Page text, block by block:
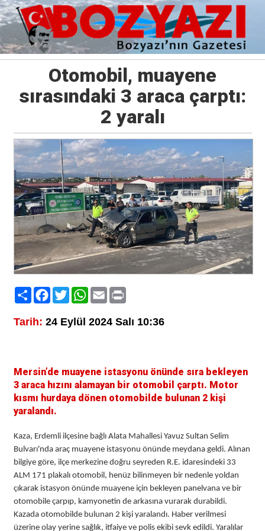
Otomobil, muayene
sırasındaki 3 araca çarptı:
2 yaralı
PaylaşFacebook
TwitterWhatsApp
EmailPrint
Tarih: 24 Eylül 2024 Salı 10:36
Mersin’de muayene istasyonu önünde sıra bekleyen
3 araca hızını alamayan bir otomobil çarptı. Motor
kısmı hurdaya dönen otomobilde bulunan 2 kişi
yaralandı.
Kaza, Erdemli ilçesine bağlı Alata Mahallesi Yavuz Sultan Selim
Bulvarı'nda araç muayene istasyonu önünde meydana geldi. Alınan
bilgiye göre, ilçe merkezine doğru seyreden R.E. idaresindeki 33
ALM 171 plakalı otomobil, henüz bilinmeyen bir nedenle yoldan
çıkarak istasyon önünde muayene için bekleyen panelvana ve bir
otomobile çarpıp, kamyonetin de arkasına vurarak durabildi.
Kazada otomobilde bulunan 2 kişi yaralandı. Haber verilmesi
üzerine olay yerine sağlık, itfaiye ve polis ekibi sevk edildi. Yaralılar